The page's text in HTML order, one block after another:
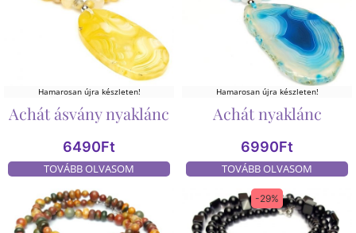
Hamarosan újra készleten!
Achát ásvány nyaklánc
6490Ft
TOVÁBB OLVASOM
Hamarosan újra készleten!
Achát nyaklánc
6990Ft
TOVÁBB OLVASOM
-29%